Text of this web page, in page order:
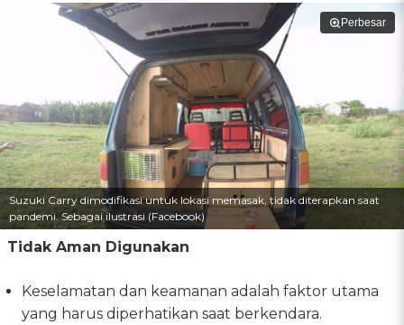
Perbesar
Suzuki Carry dimodifikasi untuk lokasi memasak, tidak diterapkan saat
pandemi. Sebagai ilustrasi (Facebook)
Tidak Aman Digunakan
Keselamatan dan keamanan adalah faktor utama
yang harus diperhatikan saat berkendara.